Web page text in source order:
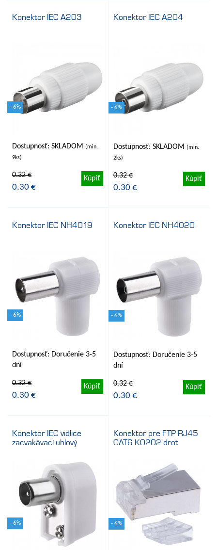
Konektor IEC A203
- 6%
Dostupnosť: SKLADOM (min.
9ks)
0.32 €
0.30 €
Kúpiť
Konektor IEC A204
- 6%
Dostupnosť: SKLADOM (min.
2ks)
0.32 €
0.30 €
Kúpiť
Konektor IEC NH4019
- 6%
Dostupnosť: Doručenie 3-5
dní
0.32 €
0.30 €
Kúpiť
Konektor IEC NH4020
- 6%
Dostupnosť: Doručenie 3-5
dní
0.32 €
0.30 €
Kúpiť
Konektor IEC vidlice
zacvakávací uhlový
- 6%
Konektor pre FTP RJ45
CAT6 K0202 drot
- 6%